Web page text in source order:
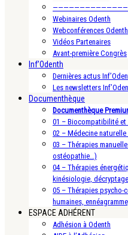
Webinaires Odenth
Webconférences Odenth
Vidéos Partenaires
Avant-première Congrès
Inf’Odenth
Dernières actus
Les newsletters
Documenthèque
Documenthèque
01 – Biocompatibilité
02 – Médecine
03 – Thérapies
ostéopathie…)
04 – Thérapies
kinésiologie,
05 – Thérapies psycho-
humaines,
ESPACE ADHÉRENT
Adhésion à Odenth